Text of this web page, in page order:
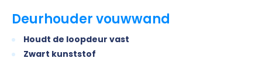
Deurhouder vouwwand
Houdt de loopdeur vast
Zwart kunststof